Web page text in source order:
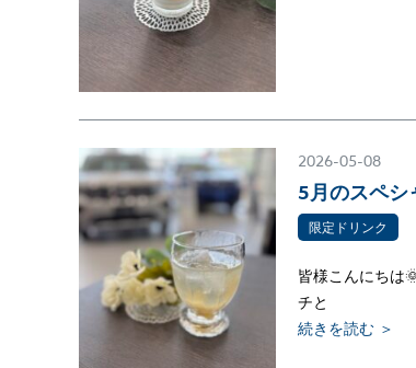
2026-05-08
5月のスペ
限定ドリンク
皆様こんにちは
チと
続きを読む ＞